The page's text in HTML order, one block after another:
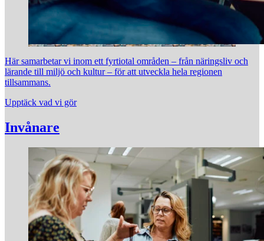
Här samarbetar vi inom ett fyrtiotal områden – från näringsliv och
lärande till miljö och kultur – för att utveckla hela regionen
tillsammans.
Upptäck vad vi gör
Invånare